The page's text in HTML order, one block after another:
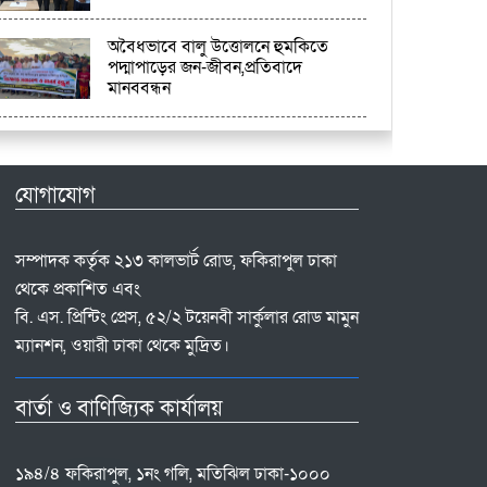
অবৈধভাবে বালু উত্তোলনে হুমকিতে
পদ্মাপাড়ের জন-জীবন,প্রতিবাদে
মানববন্ধন
যোগাযোগ
সম্পাদক কর্তৃক ২১৩ কালভার্ট রোড, ফকিরাপুল ঢাকা
থেকে প্রকাশিত এবং
বি. এস. প্রিন্টিং প্রেস, ৫২/২ টয়েনবী সার্কুলার রোড মামুন
ম্যানশন, ওয়ারী ঢাকা থেকে মুদ্রিত।
বার্তা ও বাণিজ্যিক কার্যালয়
১৯৪/৪ ফকিরাপুল, ১নং গলি, মতিঝিল ঢাকা-১০০০